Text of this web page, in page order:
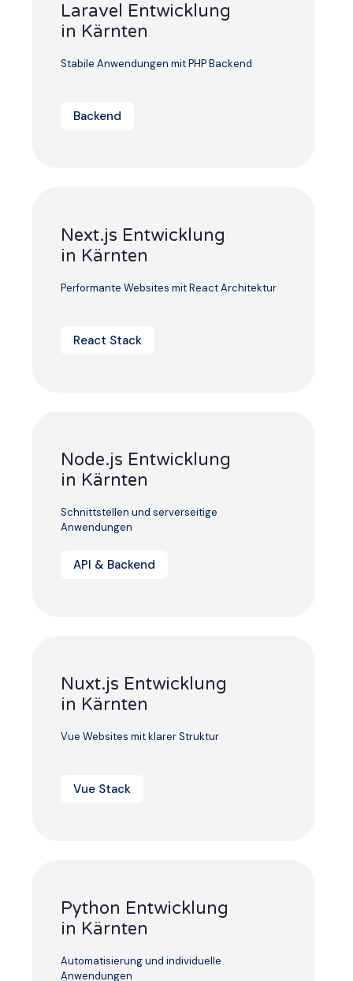
Laravel Entwicklung
in Kärnten
Stabile Anwendungen mit PHP Backend
Backend
Next.js Entwicklung
in Kärnten
Performante Websites mit React Architektur
React Stack
Node.js Entwicklung
in Kärnten
Schnittstellen und serverseitige
Anwendungen
API & Backend
Nuxt.js Entwicklung
in Kärnten
Vue Websites mit klarer Struktur
Vue Stack
Python Entwicklung
in Kärnten
Automatisierung und individuelle
Anwendungen